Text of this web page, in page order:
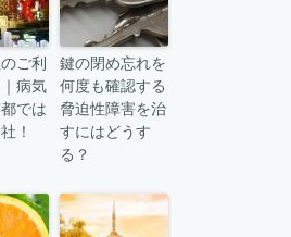
ご利
病気
では
！
鍵の閉め忘れを
何度も確認する
脅迫性障害を治
すにはどうす
る？